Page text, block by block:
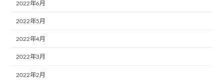
2022年6月
2022年5月
2022年4月
2022年3月
2022年2月